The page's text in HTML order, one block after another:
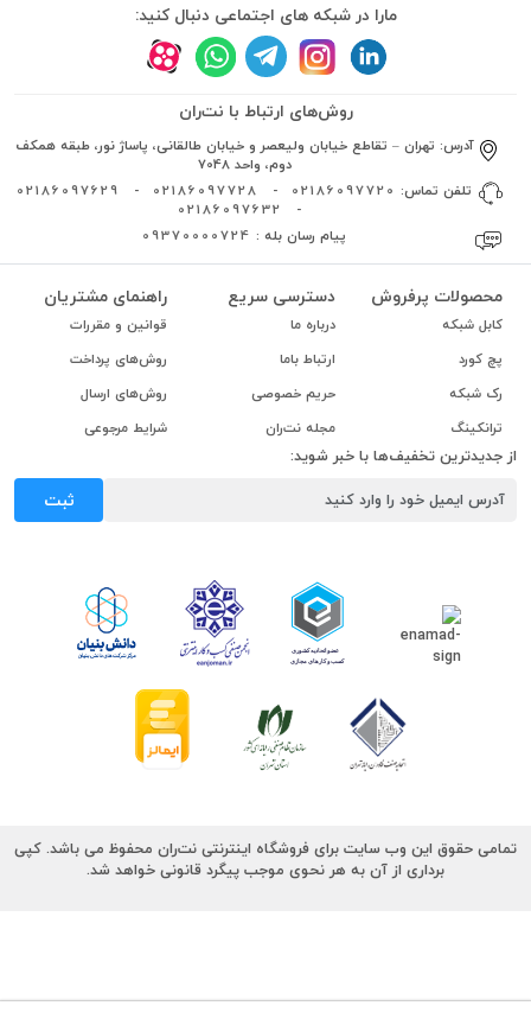
مارا در شبکه های اجتماعی دنبال کنید:
روش‌های ارتباط با نت‌ران
آدرس: تهران – تقاطع خیابان ولیعصر و خیابان طالقانی، پاساژ نور، طبقه همکف
دوم، واحد 7048
تلفن تماس: 02186097720
-
02186097728
-
02186097629
-
02186097632
پیام رسان بله : 09370000724
محصولات پرفروش
کابل شبکه
پچ کورد
رک شبکه
ترانکینگ
دسترسی سریع
درباره ما
ارتباط باما
حریم خصوصی
مجله نت‌ران
راهنمای مشتریان
قوانین و مقررات
روش‌های پرداخت
روش‌های ارسال
شرایط مرجوعی
از جدیدترین تخفیف‌ها با خبر شوید:
ثبت
تمامی حقوق این وب سایت برای فروشگاه اینترنتی نت‌ران محفوظ می باشد. کپی
برداری از آن به هر نحوی موجب پیگرد قانونی خواهد شد.